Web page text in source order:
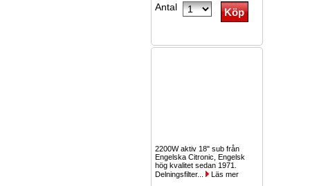
Antal
2200W aktiv 18" sub från
Engelska Citronic, Engelsk
hög kvalitet sedan 1971.
Delningsfilter...
Läs mer